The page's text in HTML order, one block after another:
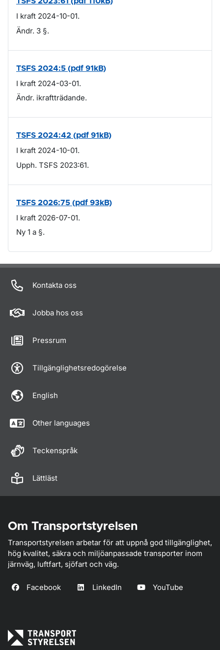
I kraft 2024-10-01.
Ändr. 3 §.
TSFS 2024:5 (pdf 91kB)
I kraft 2024-03-01.
Ändr. ikraftträdande.
TSFS 2024:42 (pdf 91kB)
I kraft 2024-10-01.
Upph. TSFS 2023:61.
TSFS 2026:75 (pdf 93kB)
I kraft 2026-07-01.
Ny 1 a §.
Om sidan
Kontakta oss
Jobba hos oss
Pressrum
Tillgänglighetsredogörelse
English
Other languages
Teckenspråk
Lättläst
Om Transportstyrelsen
Transportstyrelsen arbetar för att uppnå god tillgänglighet,
hög kvalitet, säkra och miljöanpassade transporter inom
järnväg, luftfart, sjöfart och väg.
Facebook LinkedIn YouTube